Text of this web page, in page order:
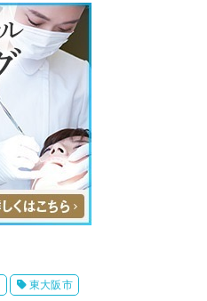
東大阪市